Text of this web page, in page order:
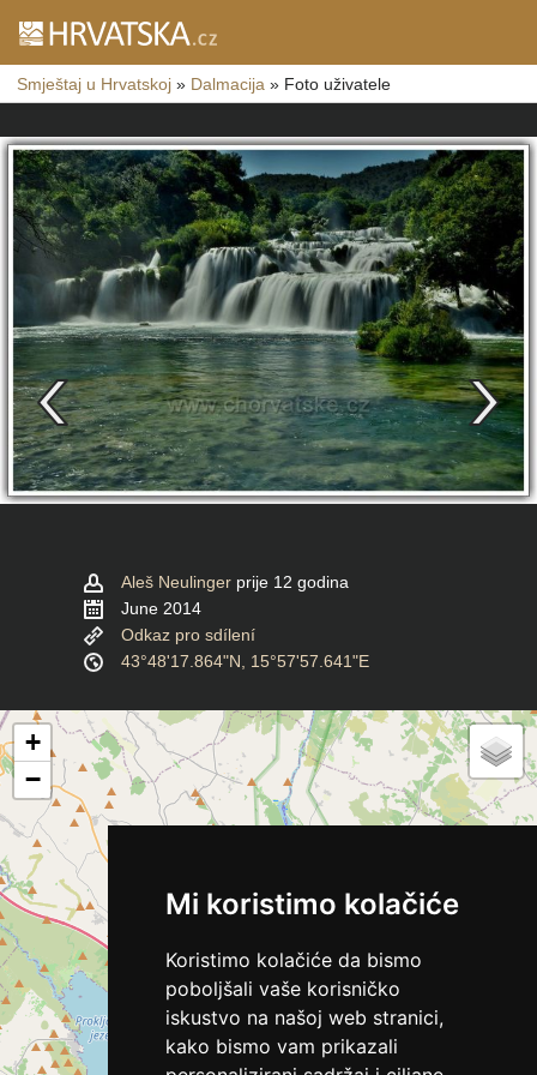
Mi koristimo kolačiće
Koristimo kolačiće da bismo
poboljšali vaše korisničko
iskustvo na našoj web stranici,
kako bismo vam prikazali
Smještaj u Hrvatskoj » Dalmacija » Foto uživatele
Aleš Neulinger prije 12 godina
June 2014
Odkaz pro sdílení
43°48'17.864"N, 15°57'57.641"E
+
−